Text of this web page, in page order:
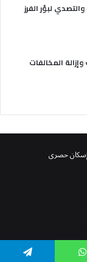
لبؤر الفرز
المخالفات
حصرى